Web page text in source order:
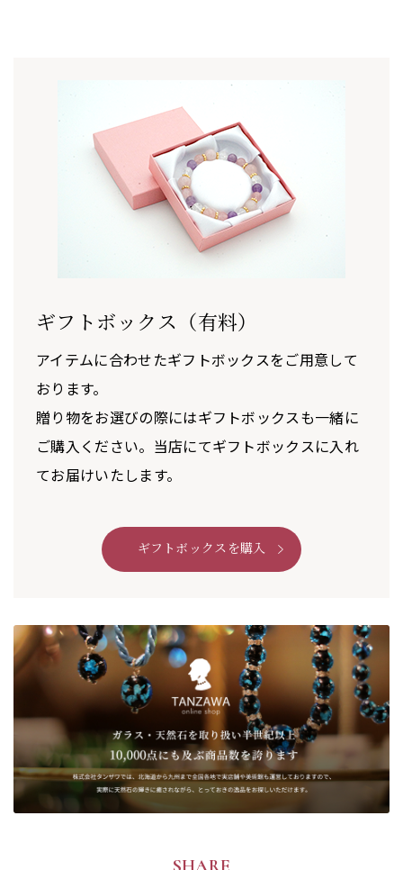
ギフトボックス（有料）
アイテムに合わせたギフトボックスをご用意して
おります。
贈り物をお選びの際にはギフトボックスも一緒に
ご購入ください。当店にてギフトボックスに入れ
てお届けいたします。
ギフトボックスを購入